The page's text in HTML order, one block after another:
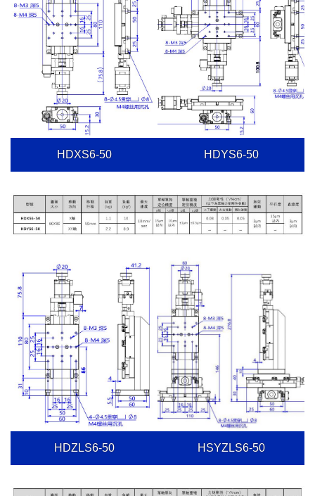
HDXS6-50 HDYS6-50
HDZLS6-50 HSYZLS6-50